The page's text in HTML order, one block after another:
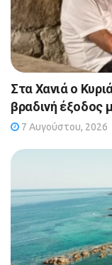
Στα Χανιά ο
βραδινή έξοδος
7 Αυγούστου, 2026